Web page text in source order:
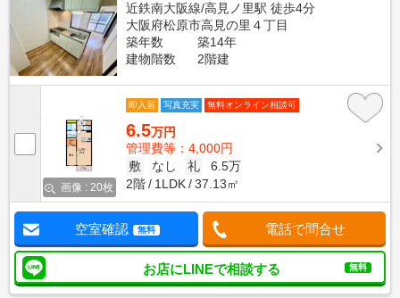
近鉄南大阪線/高見ノ里駅 徒歩4分
大阪府松原市高見の里４丁目
築年数
築14年
建物階数
2階建
画像 : 20枚
即入居 写真充実 無料オンライン相談可
6.5万円
管理費等：4,000円
敷
なし 礼
6.5万
2階
1LDK 37.13㎡
空室確認 無料 電話で問合せ
お店にLINEで相談する 無料